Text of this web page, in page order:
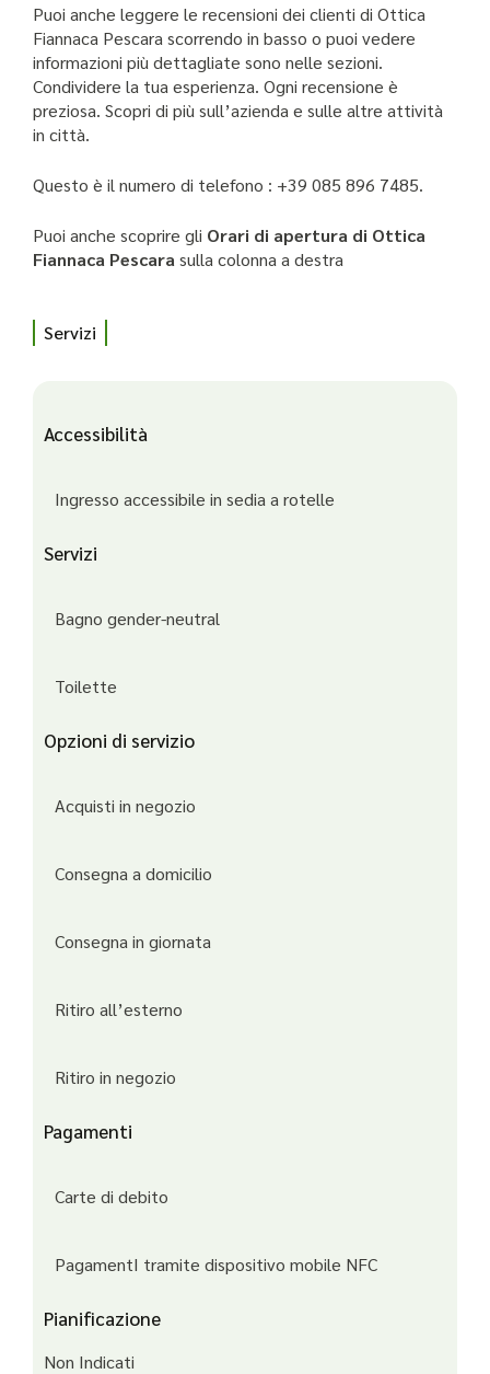
Puoi anche leggere le recensioni dei clienti di Ottica
Fiannaca Pescara scorrendo in basso o puoi vedere
informazioni più dettagliate sono nelle sezioni.
Condividere la tua esperienza. Ogni recensione è
preziosa. Scopri di più sull’azienda e sulle altre attività
in città.
Questo è il numero di telefono : +39 085 896 7485.
Puoi anche scoprire gli Orari di apertura di Ottica
Fiannaca Pescara sulla colonna a destra
Servizi
Accessibilità
Ingresso accessibile in sedia a rotelle
Servizi
Bagno gender-neutral
Toilette
Opzioni di servizio
Acquisti in negozio
Consegna a domicilio
Consegna in giornata
Ritiro all’esterno
Ritiro in negozio
Pagamenti
Carte di debito
PagamentI tramite dispositivo mobile NFC
Pianificazione
Non Indicati